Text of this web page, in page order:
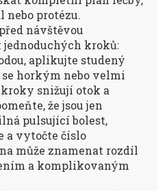
nebo protézu.
návštěvou
kroků:
aplikujte studený
horkým nebo velmi
snižují otok a
že jsou jen
pulsující bolest,
a vytočte číslo
může znamenat rozdíl
a komplikovaným